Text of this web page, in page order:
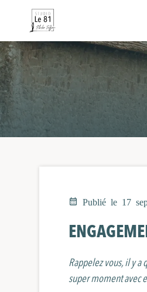
Publié le 17
Rappelez vous, il y a
super moment avec